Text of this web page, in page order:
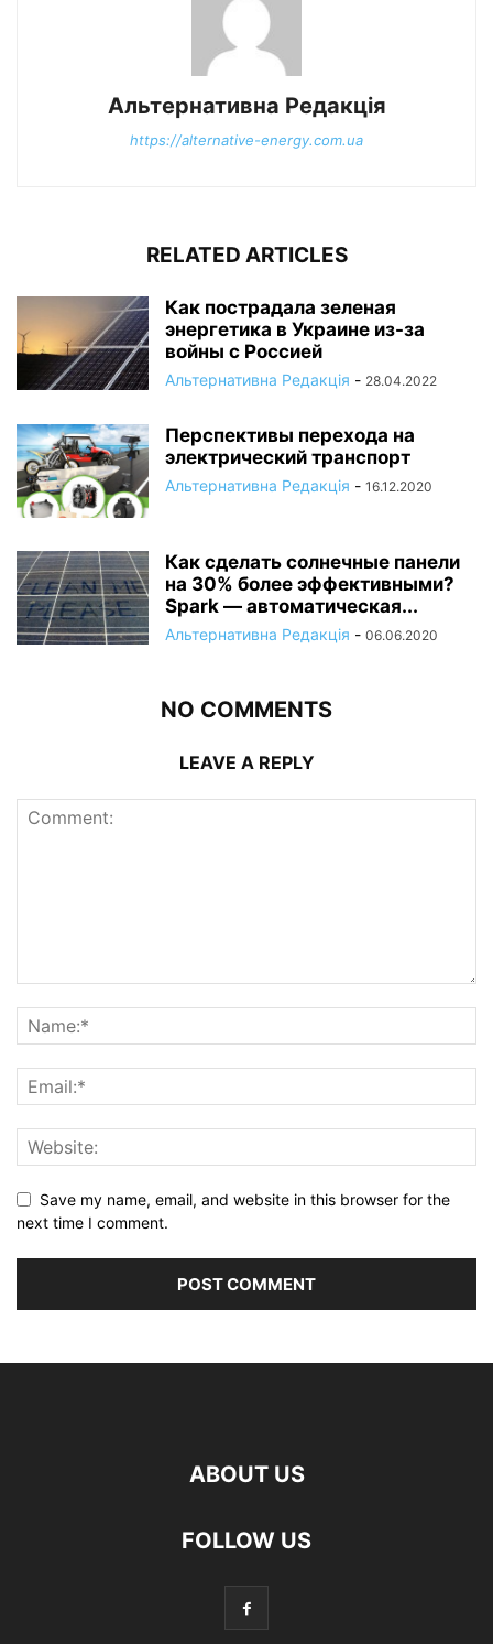
Альтернативна Редакція
https://alternative-energy.com.ua
RELATED ARTICLES
Как пострадала зеленая
энергетика в Украине из-за
войны с Россией
Альтернативна Редакція - 28.04.2022
Перспективы перехода на
электрический транспорт
Альтернативна Редакція - 16.12.2020
Как сделать солнечные панели
на 30% более эффективными?
Spark — автоматическая...
Альтернативна Редакція - 06.06.2020
NO COMMENTS
LEAVE A REPLY
Save my name, email, and website in this browser for the
next time I comment.
ABOUT US
FOLLOW US